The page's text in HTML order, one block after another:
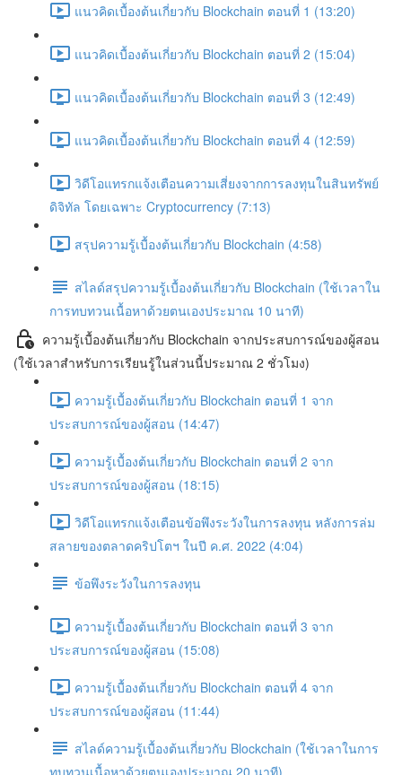
แนวคิดเบื้องต้นเกี่ยวกับ Blockchain ตอนที่ 1 (13:20)
แนวคิดเบื้องต้นเกี่ยวกับ Blockchain ตอนที่ 2 (15:04)
แนวคิดเบื้องต้นเกี่ยวกับ Blockchain ตอนที่ 3 (12:49)
แนวคิดเบื้องต้นเกี่ยวกับ Blockchain ตอนที่ 4 (12:59)
วิดีโอแทรกแจ้งเตือนความเสี่ยงจากการลงทุนในสินทรัพย์
ดิจิทัล โดยเฉพาะ Cryptocurrency (7:13)
สรุปความรู้เบื้องต้นเกี่ยวกับ Blockchain (4:58)
สไลด์สรุปความรู้เบื้องต้นเกี่ยวกับ Blockchain (ใช้เวลาใน
การทบทวนเนื้อหาด้วยตนเองประมาณ 10 นาที)
ความรู้เบื้องต้นเกี่ยวกับ Blockchain จากประสบการณ์ของผู้สอน
(ใช้เวลาสำหรับการเรียนรู้ในส่วนนี้ประมาณ 2 ชั่วโมง)
ความรู้เบื้องต้นเกี่ยวกับ Blockchain ตอนที่ 1 จาก
ประสบการณ์ของผู้สอน (14:47)
ความรู้เบื้องต้นเกี่ยวกับ Blockchain ตอนที่ 2 จาก
ประสบการณ์ของผู้สอน (18:15)
วิดีโอแทรกแจ้งเตือนข้อพึงระวังในการลงทุน หลังการล่ม
สลายของตลาดคริปโตฯ ในปี ค.ศ. 2022 (4:04)
ข้อพึงระวังในการลงทุน
ความรู้เบื้องต้นเกี่ยวกับ Blockchain ตอนที่ 3 จาก
ประสบการณ์ของผู้สอน (15:08)
ความรู้เบื้องต้นเกี่ยวกับ Blockchain ตอนที่ 4 จาก
ประสบการณ์ของผู้สอน (11:44)
สไลด์ความรู้เบื้องต้นเกี่ยวกับ Blockchain (ใช้เวลาในการ
ทบทวนเนื้อหาด้วยตนเองประมาณ 20 นาที)